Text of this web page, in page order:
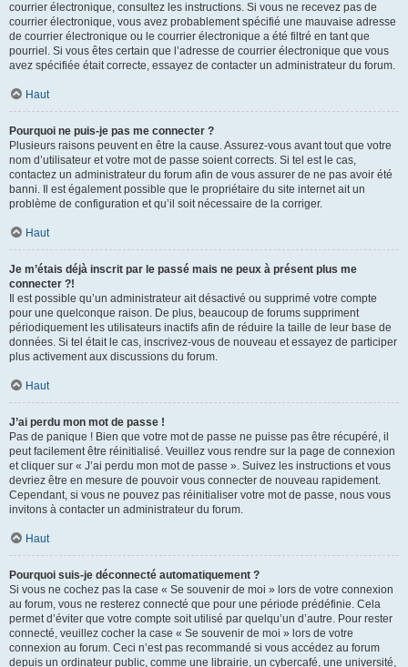
courrier électronique, consultez les instructions. Si vous ne recevez pas de
courrier électronique, vous avez probablement spécifié une mauvaise adresse
de courrier électronique ou le courrier électronique a été filtré en tant que
pourriel. Si vous êtes certain que l’adresse de courrier électronique que vous
avez spécifiée était correcte, essayez de contacter un administrateur du forum.
Haut
Pourquoi ne puis-je pas me connecter ?
Plusieurs raisons peuvent en être la cause. Assurez-vous avant tout que votre
nom d’utilisateur et votre mot de passe soient corrects. Si tel est le cas,
contactez un administrateur du forum afin de vous assurer de ne pas avoir été
banni. Il est également possible que le propriétaire du site internet ait un
problème de configuration et qu’il soit nécessaire de la corriger.
Haut
Je m’étais déjà inscrit par le passé mais ne peux à présent plus me
connecter ?!
Il est possible qu’un administrateur ait désactivé ou supprimé votre compte
pour une quelconque raison. De plus, beaucoup de forums suppriment
périodiquement les utilisateurs inactifs afin de réduire la taille de leur base de
données. Si tel était le cas, inscrivez-vous de nouveau et essayez de participer
plus activement aux discussions du forum.
Haut
J’ai perdu mon mot de passe !
Pas de panique ! Bien que votre mot de passe ne puisse pas être récupéré, il
peut facilement être réinitialisé. Veuillez vous rendre sur la page de connexion
et cliquer sur « J’ai perdu mon mot de passe ». Suivez les instructions et vous
devriez être en mesure de pouvoir vous connecter de nouveau rapidement.
Cependant, si vous ne pouvez pas réinitialiser votre mot de passe, nous vous
invitons à contacter un administrateur du forum.
Haut
Pourquoi suis-je déconnecté automatiquement ?
Si vous ne cochez pas la case « Se souvenir de moi » lors de votre connexion
au forum, vous ne resterez connecté que pour une période prédéfinie. Cela
permet d’éviter que votre compte soit utilisé par quelqu’un d’autre. Pour rester
connecté, veuillez cocher la case « Se souvenir de moi » lors de votre
connexion au forum. Ceci n’est pas recommandé si vous accédez au forum
depuis un ordinateur public, comme une librairie, un cybercafé, une université,